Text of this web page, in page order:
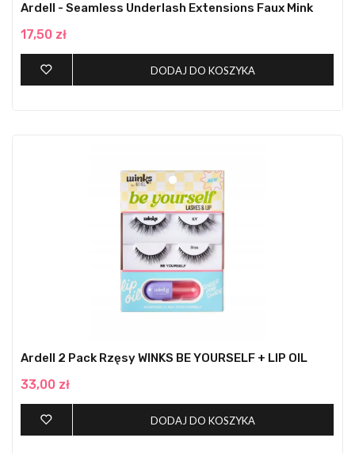
Ardell - Seamless Underlash Extensions Faux Mink
17,50 zł
DODAJ DO KOSZYKA
Ardell 2 Pack Rzęsy WINKS BE YOURSELF + LIP OIL
33,00 zł
DODAJ DO KOSZYKA